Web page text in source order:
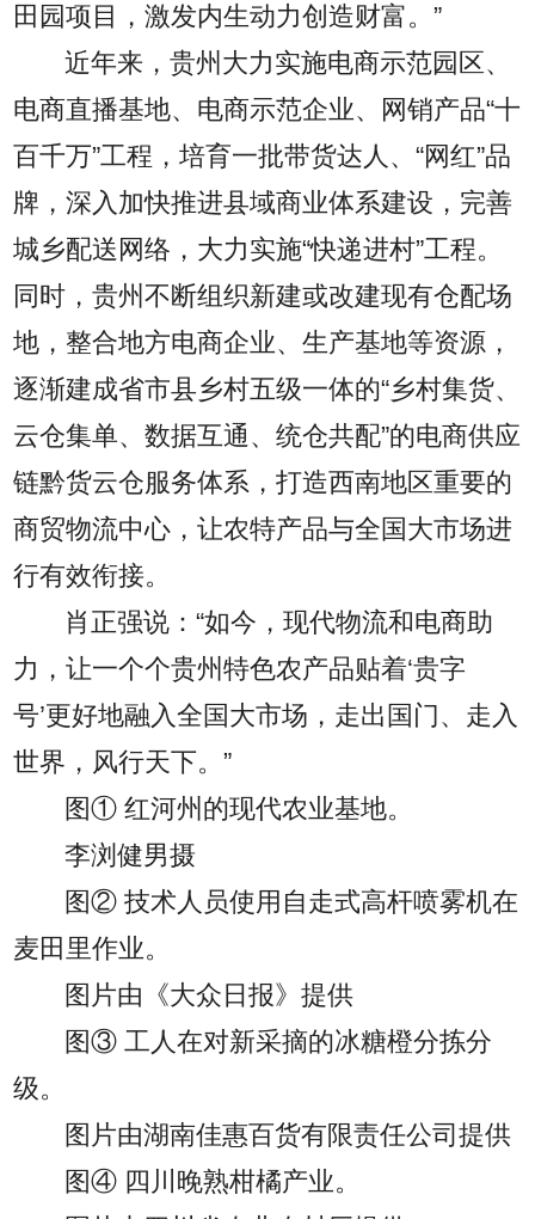
田园项目，激发内生动力创造财富。”
近年来，贵州大力实施电商示范园区、
电商直播基地、电商示范企业、网销产品“十
百千万”工程，培育一批带货达人、“网红”品
牌，深入加快推进县域商业体系建设，完善
城乡配送网络，大力实施“快递进村”工程。
同时，贵州不断组织新建或改建现有仓配场
地，整合地方电商企业、生产基地等资源，
逐渐建成省市县乡村五级一体的“乡村集货、
云仓集单、数据互通、统仓共配”的电商供应
链黔货云仓服务体系，打造西南地区重要的
商贸物流中心，让农特产品与全国大市场进
行有效衔接。
肖正强说：“如今，现代物流和电商助
力，让一个个贵州特色农产品贴着‘贵字
号’更好地融入全国大市场，走出国门、走入
世界，风行天下。”
图① 红河州的现代农业基地。
李浏健男摄
图② 技术人员使用自走式高杆喷雾机在
麦田里作业。
图片由《大众日报》提供
图③ 工人在对新采摘的冰糖橙分拣分
级。
图片由湖南佳惠百货有限责任公司提供
图④ 四川晚熟柑橘产业。